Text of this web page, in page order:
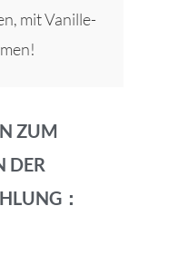
mit Vanille-
ZUM
DER
：